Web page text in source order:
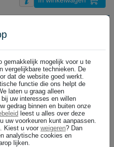
In winkelwagen
NR D / 2 stuks
2 DAGEN € 4,99
(€ 4,12 excl)
gemakkelijk mogelijk voor u te
vergelijkbare technieken. De
dat de website goed werkt.
functie die ons helpt de
laten u graag alleen
uw interesses en willen
gedrag binnen en buiten onze
leest u alles over deze
uw voorkeuren kunt aanpassen.
Kiest u voor weigeren? Dan
analytische cookies en
lijken.